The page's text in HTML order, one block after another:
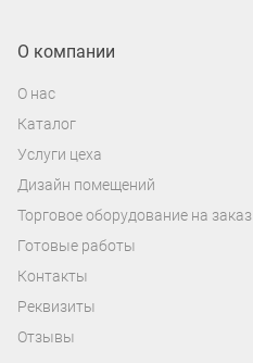
О компании
О нас
Каталог
Услуги цеха
Дизайн помещений
Торговое оборудование на заказ
Готовые работы
Контакты
Реквизиты
Отзывы